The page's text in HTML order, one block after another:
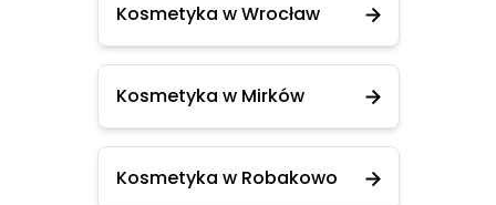
Kosmetyka w Wrocław
Kosmetyka w Mirków
Kosmetyka w Robakowo